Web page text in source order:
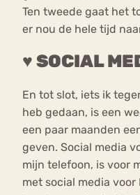
Ten tweede gaat het
er nou de hele tijd
♥ SOCIAL
En tot slot, iets ik
heb gedaan, is een
een paar maanden
geven. Social media
mijn telefoon, is voor
met social media